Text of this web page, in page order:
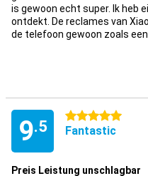
is gewoon echt super. Ik heb
ontdekt. De reclames van
de telefoon gewoon zoals
9.5
5 stars
Fantastic
Preis Leistung unschlagbar